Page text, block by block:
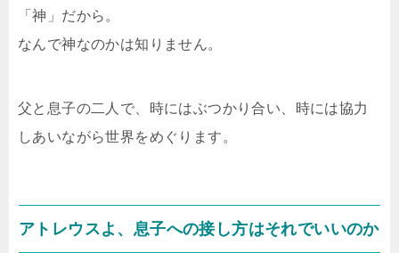
「神」だから。
なんで神なのかは知りません。
父と息子の二人で、時にはぶつかり合い、時には協力
しあいながら世界をめぐります。
アトレウスよ、息子への接し方はそれでいいのか